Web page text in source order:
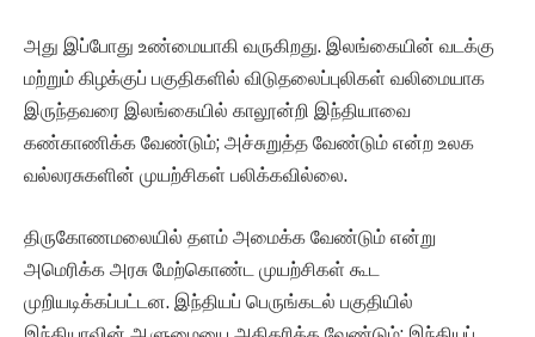
அது இப்போது உண்மையாகி வருகிறது. இலங்கையின் வடக்கு
மற்றும் கிழக்குப் பகுதிகளில் விடுதலைப்புலிகள் வலிமையாக
இருந்தவரை இலங்கையில் காலூன்றி இந்தியாவை
கண்காணிக்க வேண்டும்; அச்சுறுத்த வேண்டும் என்ற உலக
வல்லரசுகளின் முயற்சிகள் பலிக்கவில்லை.
திருகோணமலையில் தளம் அமைக்க வேண்டும் என்று
அமெரிக்க அரசு மேற்கொண்ட முயற்சிகள் கூட
முறியடிக்கப்பட்டன. இந்தியப் பெருங்கடல் பகுதியில்